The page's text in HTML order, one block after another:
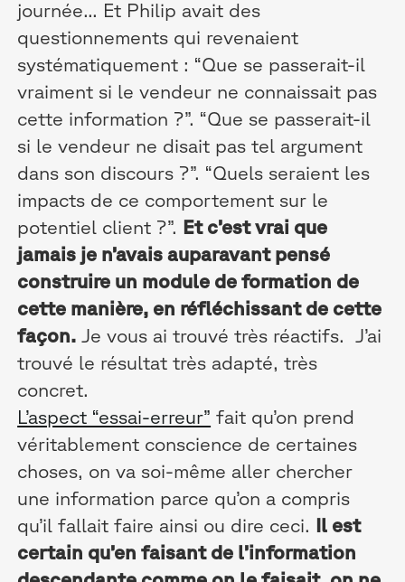
journée... Et Philip avait des
questionnements qui revenaient
systématiquement : “Que se passerait-il
vraiment si le vendeur ne connaissait pas
cette information ?”. “Que se passerait-il
si le vendeur ne disait pas tel argument
dans son discours ?”. “Quels seraient les
impacts de ce comportement sur le
potentiel client ?”. Et c’est vrai que
jamais je n’avais auparavant pensé
construire un module de formation de
cette manière, en réfléchissant de cette
façon. Je vous ai trouvé très réactifs. J’ai
trouvé le résultat très adapté, très
concret.
L’aspect “essai-erreur” fait qu’on prend
véritablement conscience de certaines
choses, on va soi-même aller chercher
une information parce qu’on a compris
qu’il fallait faire ainsi ou dire ceci. Il est
certain qu’en faisant de l’information